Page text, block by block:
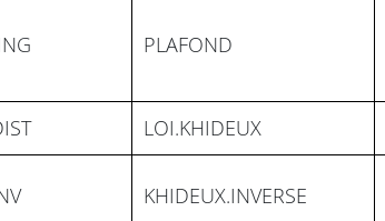
PLAFOND
LOI.KHIDEUX
KHIDEUX.INVERSE